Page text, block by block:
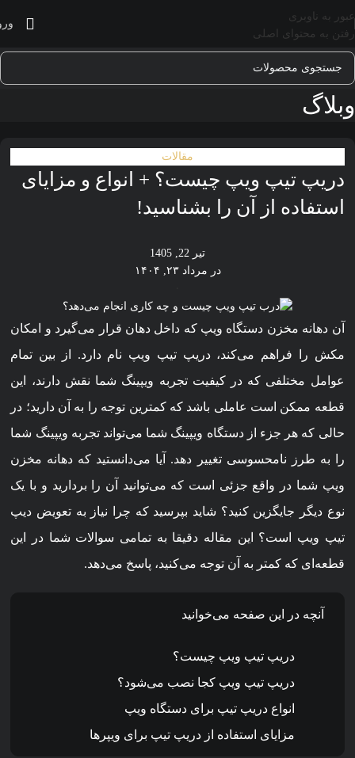
عبور به ناوبری
رفتن به محتوای اصلی
وبلاگ
مقالات
دریپ تیپ ویپ چیست؟ + انواع و مزایای
استفاده از آن را بشناسید!
تیر 22, 1405
در مرداد ۲۳, ۱۴۰۴
آن دهانه مخزن دستگاه ویپ که داخل دهان قرار می‌گیرد و امکان
مکش را فراهم می‌کند، دریپ تیپ ویپ نام دارد. از بین تمام
عوامل مختلفی که در کیفیت تجربه ویپینگ شما نقش دارند، این
قطعه ممکن است عاملی باشد که کمترین توجه را به آن دارید؛ در
حالی که هر جزء از دستگاه ویپینگ شما می‌تواند تجربه ویپینگ شما
را به طرز نامحسوسی تغییر دهد. آیا می‌دانستید که دهانه مخزن
ویپ شما در واقع جزئی است که می‌توانید آن را بردارید و با یک
نوع دیگر جایگزین کنید؟ شاید بپرسید که چرا نیاز به تعویض دیپ
تیپ ویپ است؟ این مقاله دقیقا به تمامی سوالات شما در این
قطعه‌ای که کمتر به آن توجه می‌کنید، پاسخ می‌دهد.
آنچه در این صفحه می‌خوانید
دریپ تیپ ویپ چیست؟
دریپ تیپ ویپ کجا نصب می‌شود؟
انواع دریپ تیپ برای دستگاه ویپ
مزایای استفاده از دریپ تیپ برای ویپرها